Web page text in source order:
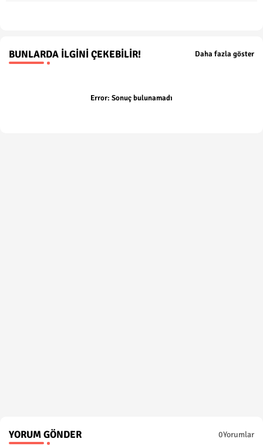
BUNLARDA İLGINI ÇEKEBILIR! Daha fazla göster
Error: Sonuç bulunamadı
YORUM GÖNDER 0Yorumlar